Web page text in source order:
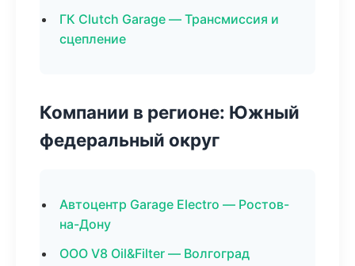
ГК Clutch Garage — Трансмиссия и
сцепление
Компании в регионе: Южный
федеральный округ
Автоцентр Garage Electro — Ростов-
на-Дону
ООО V8 Oil&Filter — Волгоград